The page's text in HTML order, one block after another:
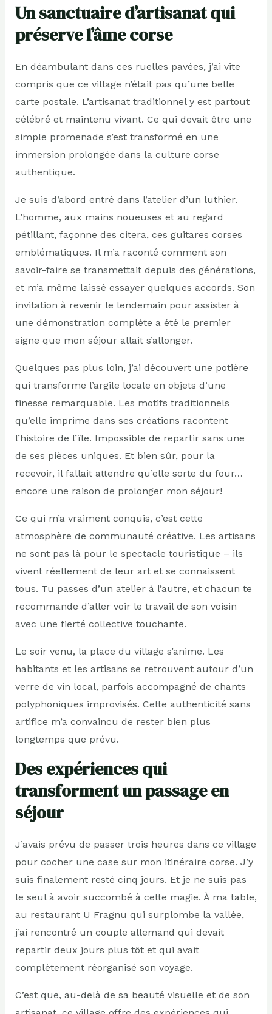
Un sanctuaire d’artisanat qui
préserve l’âme corse
En déambulant dans ces ruelles pavées, j’ai vite
compris que ce village n’était pas qu’une belle
carte postale. L’artisanat traditionnel y est partout
célébré et maintenu vivant. Ce qui devait être une
simple promenade s’est transformé en une
immersion prolongée dans la culture corse
authentique.
Je suis d’abord entré dans l’atelier d’un luthier.
L’homme, aux mains noueuses et au regard
pétillant, façonne des citera, ces guitares corses
emblématiques. Il m’a raconté comment son
savoir-faire se transmettait depuis des générations,
et m’a même laissé essayer quelques accords. Son
invitation à revenir le lendemain pour assister à
une démonstration complète a été le premier
signe que mon séjour allait s’allonger.
Quelques pas plus loin, j’ai découvert une potière
qui transforme l’argile locale en objets d’une
finesse remarquable. Les motifs traditionnels
qu’elle imprime dans ses créations racontent
l’histoire de l’île. Impossible de repartir sans une
de ses pièces uniques. Et bien sûr, pour la
recevoir, il fallait attendre qu’elle sorte du four…
encore une raison de prolonger mon séjour!
Ce qui m’a vraiment conquis, c’est cette
atmosphère de communauté créative. Les artisans
ne sont pas là pour le spectacle touristique – ils
vivent réellement de leur art et se connaissent
tous. Tu passes d’un atelier à l’autre, et chacun te
recommande d’aller voir le travail de son voisin
avec une fierté collective touchante.
Le soir venu, la place du village s’anime. Les
habitants et les artisans se retrouvent autour d’un
verre de vin local, parfois accompagné de chants
polyphoniques improvisés. Cette authenticité sans
artifice m’a convaincu de rester bien plus
longtemps que prévu.
Des expériences qui
transforment un passage en
séjour
J’avais prévu de passer trois heures dans ce village
pour cocher une case sur mon itinéraire corse. J’y
suis finalement resté cinq jours. Et je ne suis pas
le seul à avoir succombé à cette magie. À ma table,
au restaurant U Fragnu qui surplombe la vallée,
j’ai rencontré un couple allemand qui devait
repartir deux jours plus tôt et qui avait
complètement réorganisé son voyage.
C’est que, au-delà de sa beauté visuelle et de son